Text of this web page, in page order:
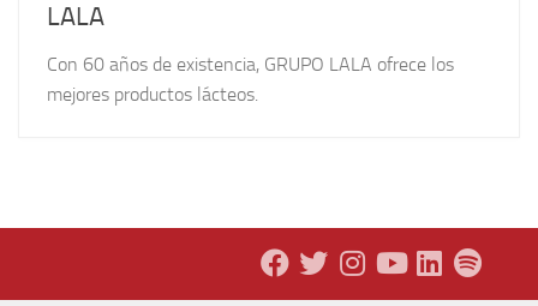
LALA
Con 60 años de existencia, GRUPO LALA ofrece los
mejores productos lácteos.